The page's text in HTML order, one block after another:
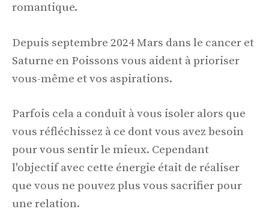
romantique.
Depuis septembre 2024 Mars dans le cancer et
Saturne en Poissons vous aident à prioriser
vous-même et vos aspirations.
Parfois cela a conduit à vous isoler alors que
vous réfléchissez à ce dont vous avez besoin
pour vous sentir le mieux. Cependant
l'objectif avec cette énergie était de réaliser
que vous ne pouvez plus vous sacrifier pour
une relation.